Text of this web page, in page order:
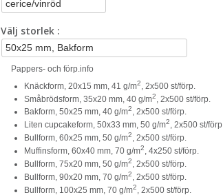
Välj storlek
Pappers- och förp.info
Knäckform, 20x15 mm, 41 g/m2
, 2x500 st/förp.
Småbrödsform, 35x20 mm, 40 g/m2
, 2x500 st/förp.
Bakform, 50x25 mm, 40 g/m2
, 2x500 st/förp.
Liten cupcakeform, 50x33 mm, 50 g/m2
, 2x500 st/förp.
Bullform, 60x25 mm, 50 g/m2
, 2x500 st/förp.
Muffinsform, 60x40 mm, 70 g/m2
, 4x250 st/förp.
Bullform, 75x20 mm, 50 g/m2
, 2x500 st/förp.
Bullform, 90x20 mm, 70 g/m2
, 2x500 st/förp.
Bullform, 100x25 mm, 70 g/m2
, 2x500 st/förp.